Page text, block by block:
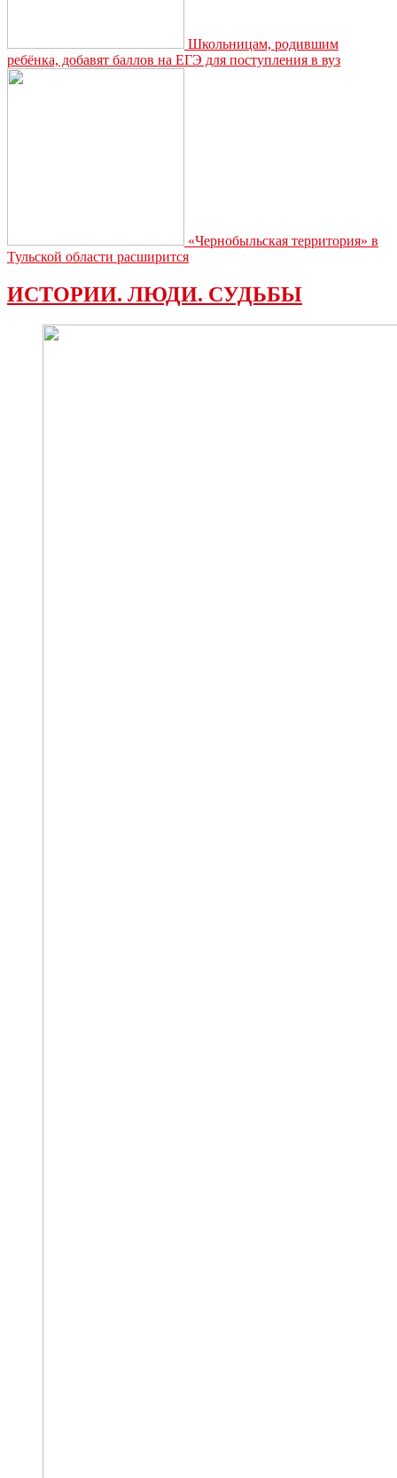
Школьницам, родившим
ребёнка, добавят баллов на ЕГЭ для поступления в вуз
«Чернобыльская территория» в
Тульской области расширится
ИСТОРИИ. ЛЮДИ. СУДЬБЫ